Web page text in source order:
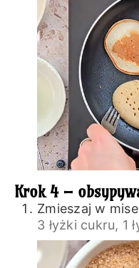
Krok 4 –
Zmieszaj w
3 łyżki cukru, 1